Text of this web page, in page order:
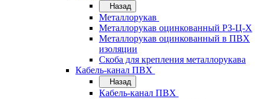
Назад
Металлорукав
Металлорукав оцинкованный РЗ-Ц-Х
Металлорукав оцинкованный в ПВХ
изоляции
Скоба для крепления металлорукава
Кабель-канал ПВХ
Назад
Кабель-канал ПВХ